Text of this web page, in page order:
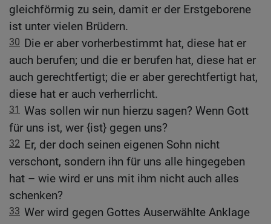
gleichförmig zu sein, damit er der Erstgeborene
ist unter vielen Brüdern.
30 Die er aber vorherbestimmt hat, diese hat er
auch berufen; und die er berufen hat, diese hat er
auch gerechtfertigt; die er aber gerechtfertigt hat,
diese hat er auch verherrlicht.
31 Was sollen wir nun hierzu sagen? Wenn Gott
für uns ist, wer {ist} gegen uns?
32 Er, der doch seinen eigenen Sohn nicht
verschont, sondern ihn für uns alle hingegeben
hat – wie wird er uns mit ihm nicht auch alles
schenken?
33 Wer wird gegen Gottes Auserwählte Anklage